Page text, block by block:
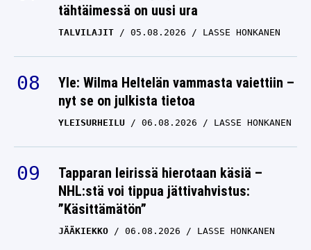
TALVILAJIT 05.08.2026
Yle: Wilma Heltelän vammasta vaiettiin –
nyt se on julkista tietoa
YLEISURHEILU 06.08.2026
Tapparan leirissä hierotaan käsiä –
NHL:stä voi tippua jättivahvistus:
”Käsittämätön”
JÄÄKIEKKO 06.08.2026